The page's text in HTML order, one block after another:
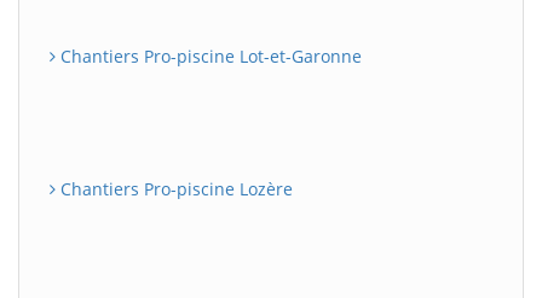
Chantiers Pro-piscine Lot-et-Garonne
Chantiers Pro-piscine Lozère